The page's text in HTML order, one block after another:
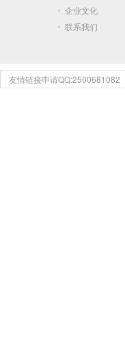
企业文化
联系我们
友情链接申请QQ:2500681082